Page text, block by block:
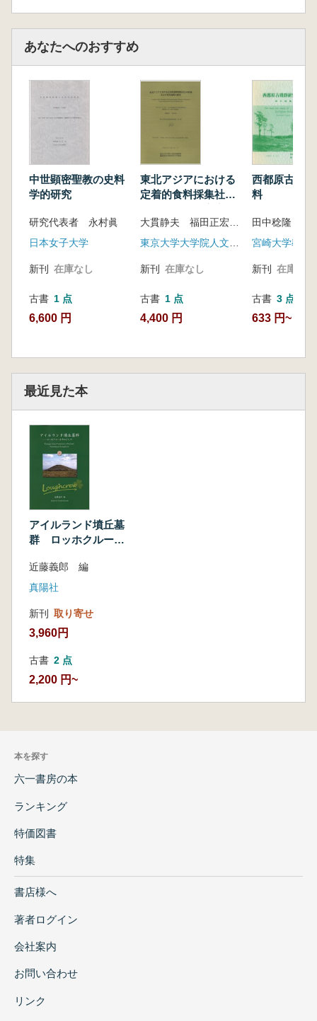
Eogan博士インタビュー
あなたへのおすすめ
中世顕密聖教の史料
学的研究
研究代表者 永村眞
日本女子大学
新刊 在庫なし
古書 1 点
6,600 円
東北アジアにおける
定着的食料採集社会
程の研究
新刊 在庫なし
古書 1 点
4,400 円
西都原古墳
料
田中稔隆
新刊 在庫なし
古書 3 点
633 円~
最近見た本
アイルランド墳丘墓
群 ロッホクルーを
近藤義郎 編
真陽社
新刊 取り寄せ
3,960円
古書 2 点
2,200 円~
本を探す
六一書房の本
ランキング
特価図書
特集
書店様へ
著者ログイン
会社案内
お問い合わせ
リンク